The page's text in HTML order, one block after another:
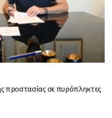
προστασίας σε πυρόπληκτες